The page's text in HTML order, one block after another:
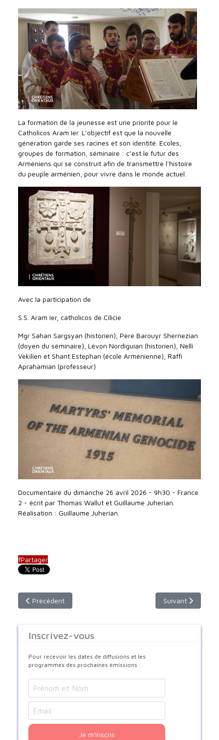
La formation de la jeunesse est une priorité pour le
Catholicos Aram Ier. L’objectif est que la nouvelle
génération garde ses racines et son identité. Ecoles,
groupes de formation, séminaire : c’est le futur des
Arméniens qui se construit afin de transmettre l’histoire
du peuple arménien, pour vivre dans le monde actuel.
Avec la participation de
S.S. Aram Ier, catholicos de Cilicie
Mgr Sahan Sargsyan (historien), Père Barouyr Shernezian
(doyen du séminaire), Lévon Nordiguian (historien), Nelli
Vekilien et Shant Estephan (école Arménienne), Raffi
Aprahamian (professeur)
Documentaire du dimanche 26 avril 2026 - 9h30 - France
2 - écrit par Thomas Wallut et Guillaume Juherian.
Réalisation : Guillaume Juherian.
fPartager
Article précédent : jeudi 14 mai 2026 (Ascension)– 9h00
Précédent Article suivant :
Suivant
Inscrivez-vous
Pour recevoir les dates de diffusions et les
programmes des prochaines émissions :
Je m'inscris